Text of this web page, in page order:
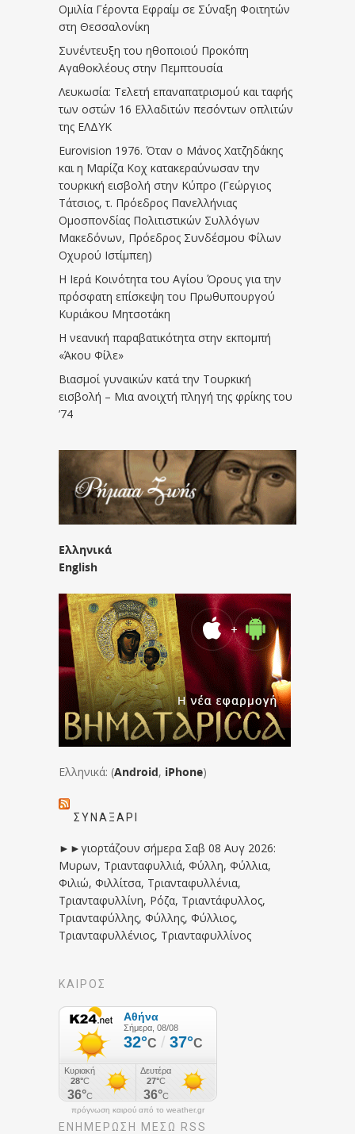
Ομιλία Γέροντα Εφραίμ σε Σύναξη Φοιτητών
στη Θεσσαλονίκη
Συνέντευξη του ηθοποιού Προκόπη
Αγαθοκλέους στην Πεμπτουσία
Λευκωσία: Τελετή επαναπατρισμού και ταφής
των οστών 16 Ελλαδιτών πεσόντων οπλιτών
της ΕΛΔΥΚ
Eurovision 1976. Όταν ο Μάνος Χατζηδάκης
και η Μαρίζα Κοχ κατακεραύνωσαν την
τουρκική εισβολή στην Κύπρο (Γεώργιος
Τάτσιος, τ. Πρόεδρος Πανελλήνιας
Ομοσπονδίας Πολιτιστικών Συλλόγων
Μακεδόνων, Πρόεδρος Συνδέσμου Φίλων
Οχυρού Ιστίμπεη)
Η Ιερά Κοινότητα του Αγίου Όρους για την
πρόσφατη επίσκεψη του Πρωθυπουργού
Κυριάκου Μητσοτάκη
Η νεανική παραβατικότητα στην εκπομπή
«Άκου Φίλε»
Βιασμοί γυναικών κατά την Τουρκική
εισβολή – Μια ανοιχτή πληγή της φρίκης του
’74
Ελληνικά
English
Ελληνικά: (Android, iPhone)
ΣΥΝΑΞΆΡΙ
►►γιορτάζουν σήμερα Σαβ 08 Αυγ 2026:
Μυρων, Τριανταφυλλιά, Φύλλη, Φύλλια,
Φιλιώ, Φιλλίτσα, Τριανταφυλλένια,
Τριανταφυλλίνη, Ρόζα, Τριαντάφυλλος,
Τριανταφύλλης, Φύλλης, Φύλλιος,
Τριανταφυλλένιος, Τριανταφυλλίνος
ΚΑΙΡΟΣ
πρόγνωση καιρού από το weather.gr
ΕΝΗΜΈΡΩΣΉ ΜΕΣΩ RSS